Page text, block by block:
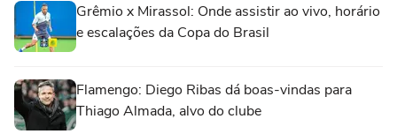
Grêmio x Mirassol: Onde assistir ao vivo, horário
e escalações da Copa do Brasil
Flamengo: Diego Ribas dá boas-vindas para
Thiago Almada, alvo do clube